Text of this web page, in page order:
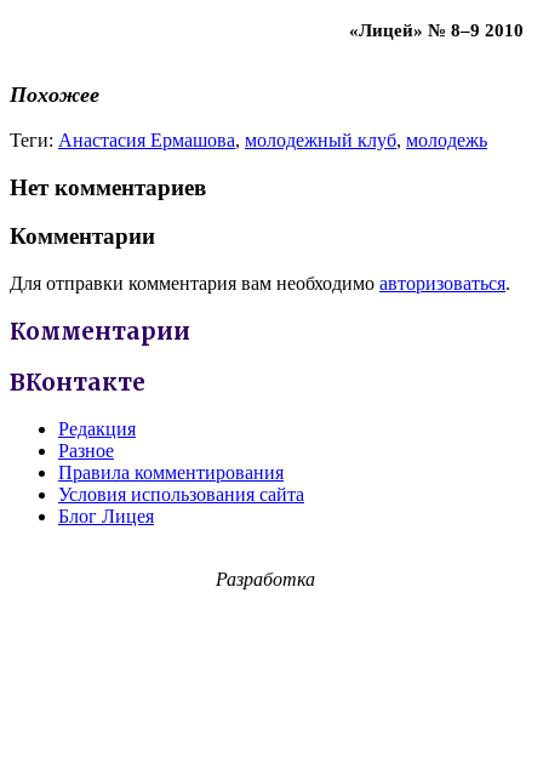
«Лицей» № 8–9 2010
Похожее
Теги: Анастасия Ермашова, молодежный клуб, молодежь
Нет комментариев
Комментарии
Для отправки комментария вам необходимо авторизоваться.
Комментарии
ВКонтакте
Редакция
Разное
Правила комментирования
Условия использования сайта
Блог Лицея
Разработка